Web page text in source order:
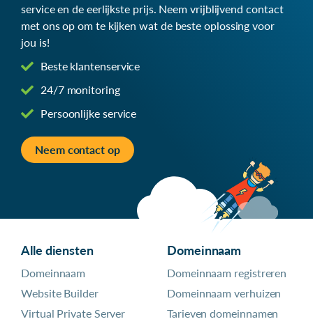
service en de eerlijkste prijs. Neem vrijblijvend contact
met ons op om te kijken wat de beste oplossing voor
jou is!
Beste klantenservice
24/7 monitoring
Persoonlijke service
Neem contact op
Alle diensten
Domeinnaam
Website Builder
Virtual Private Server
Domeinnaam
Domeinnaam registreren
Domeinnaam verhuizen
Tarieven domeinnamen